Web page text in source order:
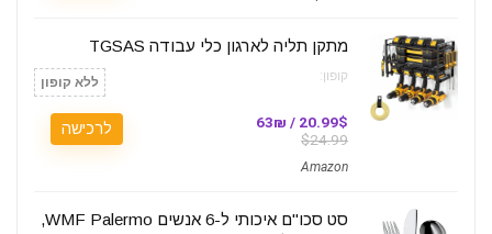
מתקן תליה לארגון כלי עבודה TGSAS
קופון: ללא קופון
20.99$ / 63₪
$24.99
Amazon
לרכישה
סט סכו"ם איכותי ל-6 אנשים WMF Palermo,